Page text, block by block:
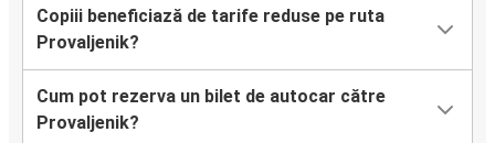
Copiii beneficiază de tarife reduse pe ruta
Provaljenik?
Cum pot rezerva un bilet de autocar către
Provaljenik?